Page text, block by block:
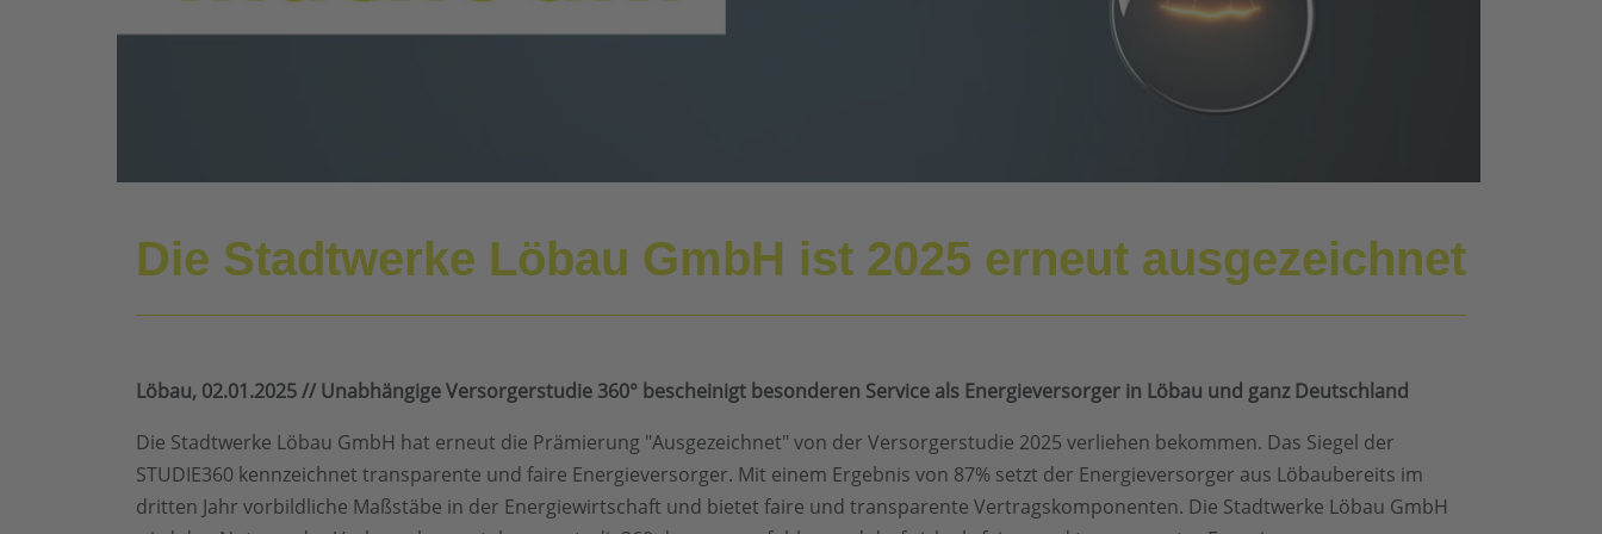
Die Stadtwerke Löbau GmbH ist 2025 erneut ausgezeichnet
Löbau, 02.01.2025 // Unabhängige Versorgerstudie 360° bescheinigt besonderen Service als Energieversorger in Löbau und ganz Deutschland
Die Stadtwerke Löbau GmbH hat erneut die Prämierung "Ausgezeichnet" von der Versorgerstudie 2025 verliehen bekommen. Das Siegel der
STUDIE360 kennzeichnet transparente und faire Energieversorger. Mit einem Ergebnis von 87% setzt der Energieversorger aus Löbaubereits im
dritten Jahr vorbildliche Maßstäbe in der Energiewirtschaft und bietet faire und transparente Vertragskomponenten. Die Stadtwerke Löbau GmbH